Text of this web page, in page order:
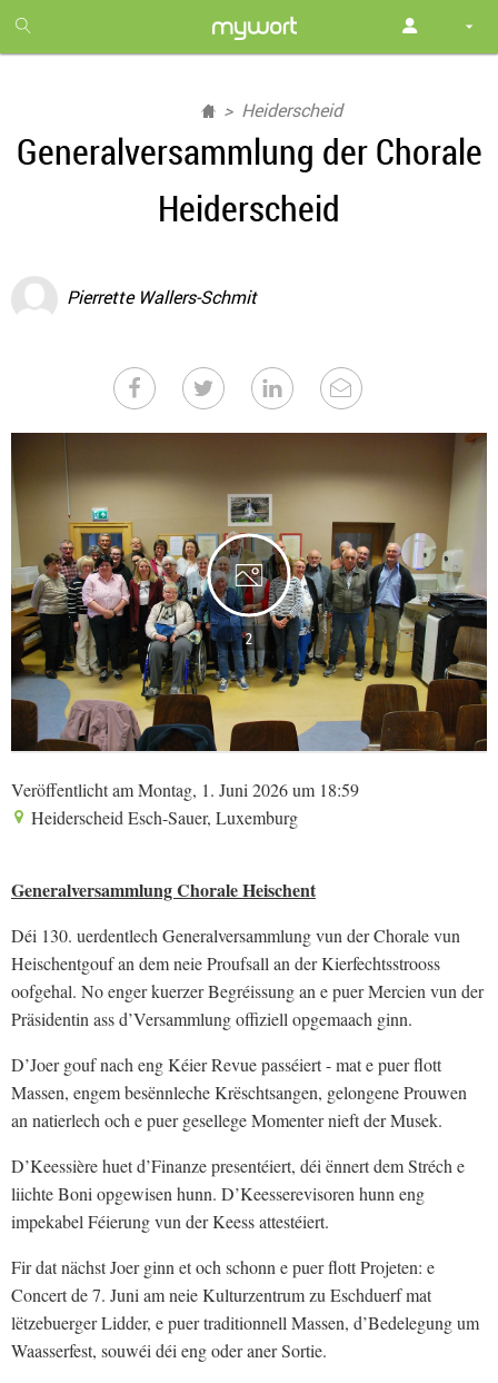
month
free
Heiderscheid
Generalversammlung der Chorale
Heiderscheid
Pierrette Wallers-Schmit
2
Veröffentlicht am Montag, 1. Juni 2026 um 18:59
Heiderscheid Esch-Sauer, Luxemburg
Generalversammlung Chorale Heischent
Déi 130. uerdentlech Generalversammlung vun der Chorale vun
Heischentgouf an dem neie Proufsall an der Kierfechtsstrooss
oofgehal. No enger kuerzer Begréissung an e puer Mercien vun der
Präsidentin ass d’Versammlung offiziell opgemaach ginn.
D’Joer gouf nach eng Kéier Revue passéiert - mat e puer flott
Massen, engem besënnleche Krëschtsangen, gelongene Prouwen
an natierlech och e puer gesellege Momenter nieft der Musek.
D’Keessière huet d’Finanze presentéiert, déi ënnert dem Stréch e
liichte Boni opgewisen hunn. D’Keesserevisoren hunn eng
impekabel Féierung vun der Keess attestéiert.
Fir dat nächst Joer ginn et och schonn e puer flott Projeten: e
Concert de 7. Juni am neie Kulturzentrum zu Eschduerf mat
lëtzebuerger Lidder, e puer traditionnell Massen, d’Bedelegung um
Waasserfest, souwéi déi eng oder aner Sortie.